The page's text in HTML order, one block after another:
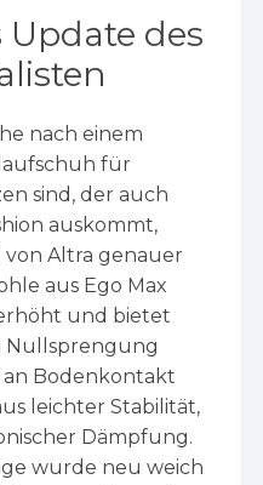
des
nach einem
für
sind, der auch
auskommt,
von Altra genauer
aus Ego Max
und bietet
Nullsprengung
Bodenkontakt
leichter Stabilität,
Dämpfung.
wurde neu weich